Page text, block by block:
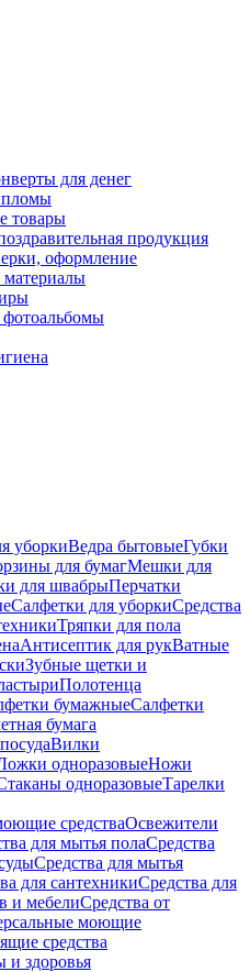
для денег
товары
продукция
оформление
уборкиВедра бытовыеГубки
для бумагМешки для
для швабрыПерчатки
Салфетки для уборкиСредства
Тряпки для пола
Антисептик для рукВатные
Зубные щетки и
Полотенца
бумажныеСалфетки
бумага
Вилки
одноразовыеНожи
одноразовыеТарелки
средстваОсвежители
для мытья полаСредства
Средства для мытья
для сантехникиСредства для
и мебелиСредства от
моющие
средства
и здоровья